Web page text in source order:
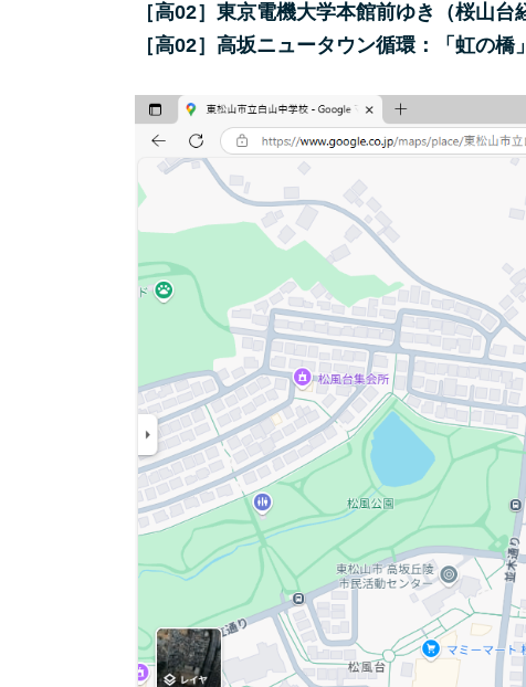
［高02］東京電機大学本館前ゆき（桜山
［高02］高坂ニュータウン循環：「虹の橋